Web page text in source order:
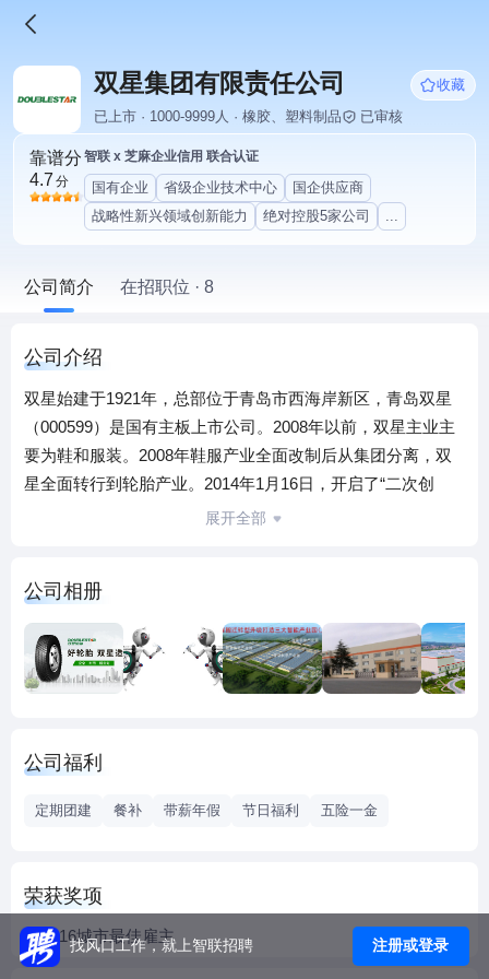
双星集团有限责任公司
收藏
已上市 · 1000-9999人 · 橡胶、塑料制品
已审核
靠谱分
4.7 分
智联 x 芝麻企业信用 联合认证
国有企业 省级企业技术中心
国企供应商
战略性新兴领域创新能力
绝对控股5家公司 ...
公司简介 在招职位 · 8
公司介绍
双星始建于1921年，总部位于青岛市西海岸新区，青岛双星
（000599）是国有主板上市公司。2008年以前，双星主业主
要为鞋和服装。2008年鞋服产业全面改制后从集团分离，双
星全面转行到轮胎产业。2014年1月16日，开启了“二次创
业、创轮胎世界名牌”的新征程，通过智慧转型，关闭了所有
人（含智能物流）和绿色生态新材料三个新产业，搭建“研发
4.0”+“工业4.0”+“服务4.0”产业互联网生态圈，先后被国家工信
部授予“品牌培育”、“技术创新”、“质量标杆”、“智能制
造”、“绿色制造”、“绿色产品”、“绿色供应链”、“服务转型”全
品牌连续多年荣登“亚洲品牌500强”。
主业和模式创新，实施智慧生态、智慧轮胎、智能装备、绿
色高端新材料的“三智一新”战略，尽快把双星打造成为科技、
数字化和具有社会责任的世界一流企业！
展开全部
公司相册
公司福利
定期团建 餐补 带薪年假 节日福利 五险一金
荣获奖项
2016城市最佳雇主
找风口工作，就上智联招聘 注册或登录